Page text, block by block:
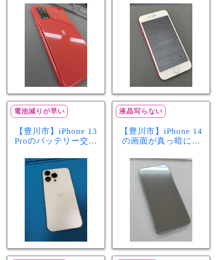
リー膨張のサインか
もしれません！バッ
テリー交換修理事例
最大容量70％で電池
の減りが早い症状も
当日60分で改善
電池減りが早い
【豊川市】iPhone 13
Proのバッテリー交換
が早い症状も当日90
分で改善
液晶写らない
【豊川市】iPhone 14
の画面が真っ暗に…
修理！データそのま
まで復旧しました